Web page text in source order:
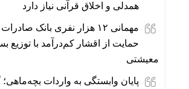
همدلی و اخلاق قرآنی نیاز دارد
مهمانی ۱۲ هزار نفری بانک
حمایت از اقشار کم‌درآمد با توزیع
معیشتی
پایان وابستگی به واردات